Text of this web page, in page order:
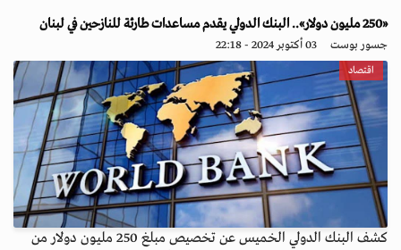
«250 مليون دولار».. البنك الدولي يقدم مساعدات طارئة للنازحين في لبنان
جسور بوست 03 أكتوبر 2024 - 22:18
اقتصاد
كشف البنك الدولي الخميس عن تخصيص مبلغ 250 مليون دولار من